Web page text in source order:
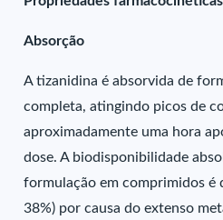
Absorção
A tizanidina é absorvida de
completa, atingindo picos de
aproximadamente uma hora
dose. A biodisponibilidade
formulação em comprimidos é
38%) por causa do extenso